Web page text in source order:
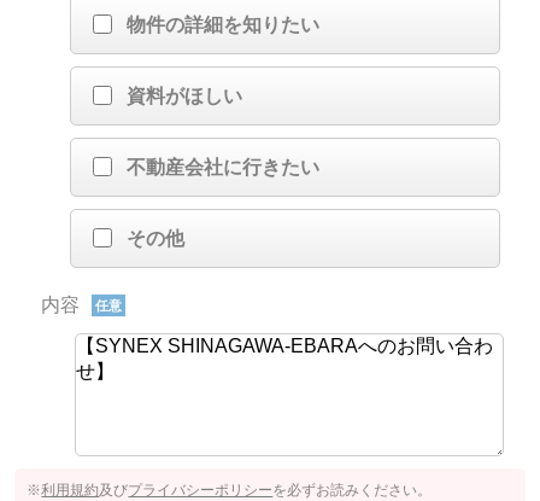
物件の詳細を知りたい
資料がほしい
不動産会社に行きたい
その他
内容 任意
※利用規約及びプライバシーポリシーを必ずお読みください。